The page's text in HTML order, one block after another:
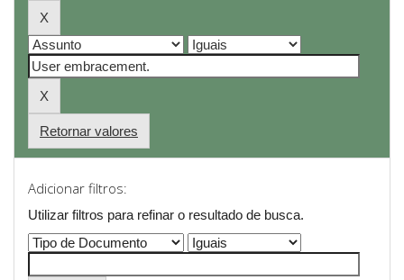
Retornar valores
Adicionar filtros:
Utilizar filtros para refinar o resultado de busca.